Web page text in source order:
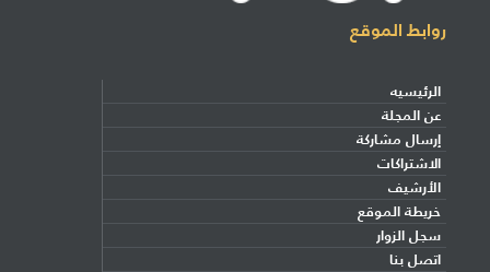
روابط الموقع
الرئيسيه
عن المجلة
إرسال مشاركة
الاشتراكات
الأرشيف
خريطة الموقع
سجل الزوار
اتصل بنا